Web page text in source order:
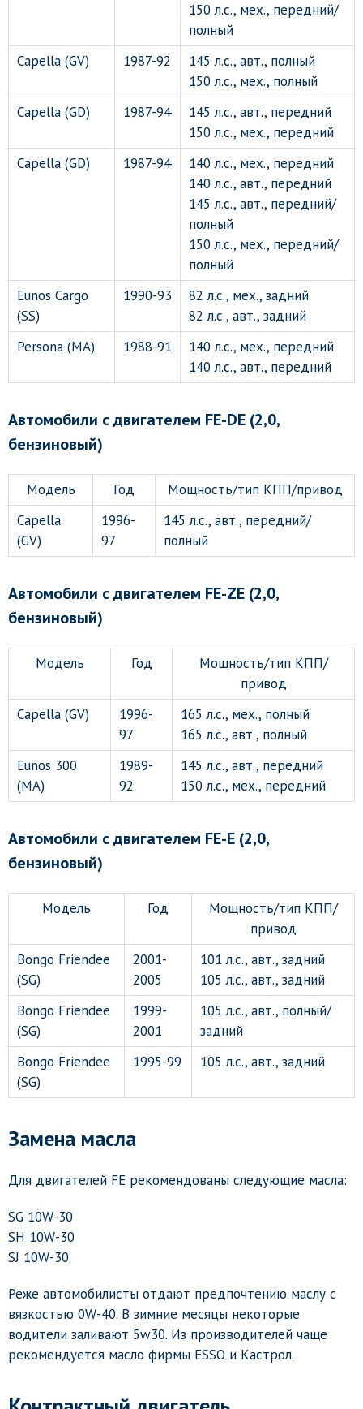
150 л.с., мех., передний/
полный
Capella (GV)
1987-92
145 л.с., авт., полный
150 л.с., мех., полный
Capella (GD)
1987-94
145 л.с., авт., передний
150 л.с., мех., передний
Capella (GD)
1987-94
140 л.с., мех., передний
140 л.с., авт., передний
145 л.с., авт., передний/
полный
150 л.с., мех., передний/
полный
Eunos Cargo
(SS)
1990-93
82 л.с., мех., задний
82 л.с., авт., задний
Persona (MA)
1988-91
140 л.с., мех., передний
140 л.с., авт., передний
Автомобили с двигателем FE-DE (2,0,
бензиновый)
Модель Год
Мощность/тип КПП/привод
Capella
(GV)
1996-
97
145 л.с., авт., передний/
полный
Автомобили с двигателем FE-ZE (2,0,
бензиновый)
Модель Год
Мощность/тип КПП/
привод
Capella (GV)
1996-
97
165 л.с., мех., полный
165 л.с., авт., полный
Eunos 300
(MA)
1989-
92
145 л.с., авт., передний
150 л.с., мех., передний
Автомобили с двигателем FE-E (2,0,
бензиновый)
Модель Год
Мощность/тип КПП/
привод
Bongo Friendee
(SG)
2001-
2005
101 л.с., авт., задний
105 л.с., авт., задний
Bongo Friendee
(SG)
1999-
2001
105 л.с., авт., полный/
задний
Bongo Friendee
(SG)
1995-99 105 л.с., авт., задний
Замена масла
Для двигателей FE рекомендованы следующие масла:
SG 10W-30
SH 10W-30
SJ 10W-30
Реже автомобилисты отдают предпочтению маслу с
вязкостью 0W-40. В зимние месяцы некоторые
водители заливают 5w30. Из производителей чаще
рекомендуется масло фирмы ESSO и Кастрол.